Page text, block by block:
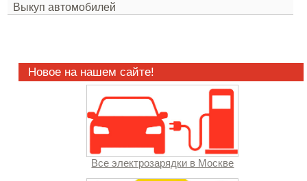
Выкуп автомобилей
Новое на нашем сайте!
Все электрозарядки в Москве